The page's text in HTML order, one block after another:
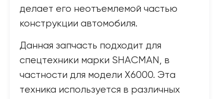
делает его неотъемлемой частью
конструкции автомобиля.
Данная запчасть подходит для
спецтехники марки SHACMAN, в
частности для модели X6000. Эта
техника используется в различных